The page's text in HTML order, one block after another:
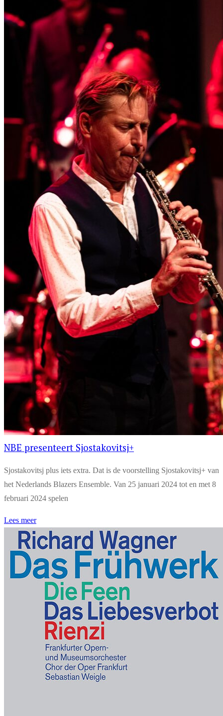
NBE presenteert Sjostakovitsj+
Sjostakovitsj plus iets extra. Dat is de voorstelling Sjostakovitsj+ van
het Nederlands Blazers Ensemble. Van 25 januari 2024 tot en met 8
februari 2024 spelen
Lees meer